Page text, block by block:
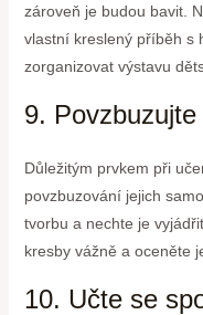
zároveň je budou bavit.
vlastní kreslený příběh s
zorganizovat výstavu
9.
Důležitým prvkem při
povzbuzování jejich
tvorbu a nechte je
kresby vážně a oceněte
10. Učte se